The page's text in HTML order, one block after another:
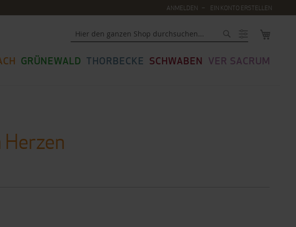
ANMELDEN EIN KONTO ERSTELLEN
GRÜNEWALD THORBECKE SCHWABEN VER SACRUM